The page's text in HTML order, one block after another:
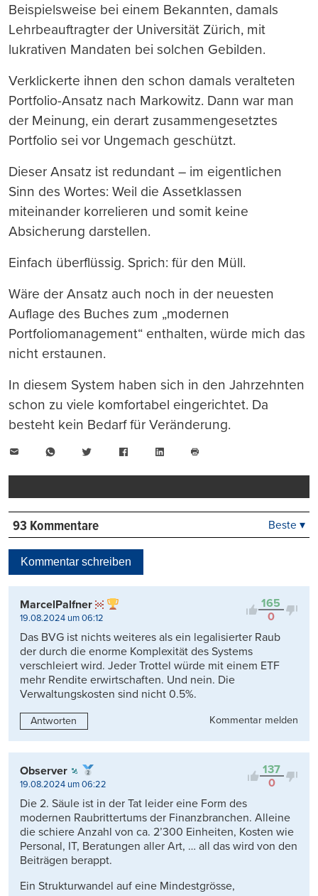
Beispielsweise bei einem Bekannten, damals
Lehrbeauftragter der Universität Zürich, mit
lukrativen Mandaten bei solchen Gebilden.
Verklickerte ihnen den schon damals veralteten
Portfolio-Ansatz nach Markowitz. Dann war man
der Meinung, ein derart zusammengesetztes
Portfolio sei vor Ungemach geschützt.
Dieser Ansatz ist redundant – im eigentlichen
Sinn des Wortes: Weil die Assetklassen
miteinander korrelieren und somit keine
Absicherung darstellen.
Einfach überflüssig. Sprich: für den Müll.
Wäre der Ansatz auch noch in der neuesten
Auflage des Buches zum „modernen
Portfoliomanagement“ enthalten, würde mich das
nicht erstaunen.
In diesem System haben sich in den Jahrzehnten
schon zu viele komfortabel eingerichtet. Da
besteht kein Bedarf für Veränderung.
WhatsAppTwitter FacebookLinkedIn
drucken
93 Kommentare
Kontrovers
Beste ▾
Kommentar schreiben
165
0
MarcelPalfner
19.08.2024 um 06:12
Das BVG ist nichts weiteres als ein legalisierter Raub
der durch die enorme Komplexität des Systems
verschleiert wird. Jeder Trottel würde mit einem ETF
mehr Rendite erwirtschaften. Und nein. Die
Verwaltungskosten sind nicht 0.5%.
Antworten Kommentar melden
137
0
Observer
19.08.2024 um 06:22
Die 2. Säule ist in der Tat leider eine Form des
modernen Raubrittertums der Finanzbranchen. Alleine
die schiere Anzahl von ca. 2’300 Einheiten, Kosten wie
Personal, IT, Beratungen aller Art, … all das wird von den
Beiträgen berappt.
Ein Strukturwandel auf eine Mindestgrösse,